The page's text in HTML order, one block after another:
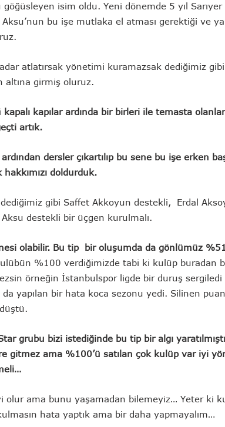
isim oldu. Yeni dönemde 5 yıl Sarıyer
bu işe mutlaka el atması gerektiği ve
atlatırsak yönetimi kuramazsak dediğimiz
girmiş oluruz.
kapalı kapılar ardında bir birleri ile temasta
artık.
dersler çıkartılıp bu sene bu işe erken
doldurduk.
gibi Saffet Akkoyun destekli, Erdal
destekli bir üçgen kurulmalı.
olabilir. Bu tip bir oluşumda da gönlümüz
%100 verdiğimizde tabi ki kulüp buradan
örneğin İstanbulspor ligde bir duruş sergiledi
da yapılan bir hata koca sezonu yedi. Silinen
grubu bizi istediğinde bu tip bir algı
gitmez ama %100’ü satılan çok kulüp var iyi
olur ama bunu yaşamadan bilemeyiz… Yeter ki
hata yaptık ama bir daha yapmayalım…